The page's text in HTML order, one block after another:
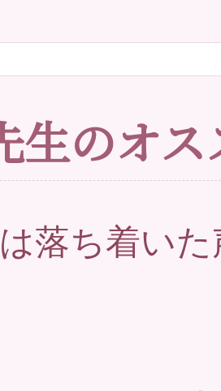
生のオ
落ち着い